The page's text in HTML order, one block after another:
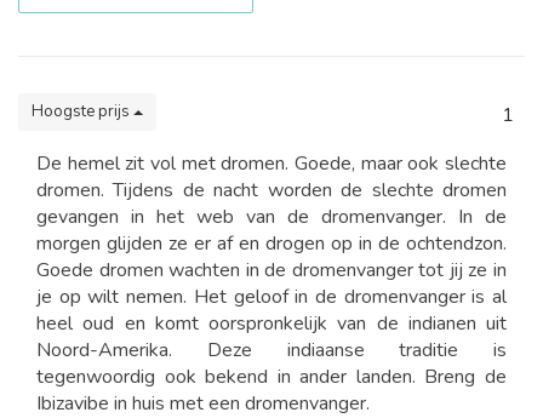
Hoogste prijs
1
De hemel zit vol met dromen. Goede, maar ook slechte
dromen. Tijdens de nacht worden de slechte dromen
gevangen in het web van de dromenvanger. In de
morgen glijden ze er af en drogen op in de ochtendzon.
Goede dromen wachten in de dromenvanger tot jij ze in
je op wilt nemen. Het geloof in de dromenvanger is al
heel oud en komt oorspronkelijk van de indianen uit
Noord-Amerika. Deze indiaanse traditie is
tegenwoordig ook bekend in ander landen. Breng de
Ibizavibe in huis met een dromenvanger.